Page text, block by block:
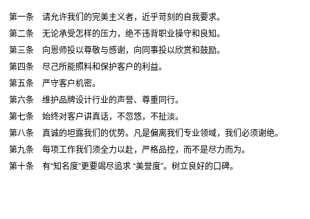
第一条 请允许我们的完美主义者，近乎苛刻的自我要求。
第二条 无论承受怎样的压力，绝不违背职业操守和良知。
第三条 向恩师投以尊敬与感谢，向同事投以欣赏和鼓励。
第四条 尽己所能照料和保护客户的利益。
第五条 严守客户机密。
第六条 维护品牌设计行业的声誉、尊重同行。
第七条 始终对客户讲真话，不忽悠，不扯淡。
第八条 真诚的坦露我们的优势。凡是偏离我们专业领域，我们必须谢绝。
第九条 每项工作我们须全力以赴，严格品控，而不是尽力而为。
第十条 有“知名度”更要竭尽追求 “美誉度”。树立良好的口碑。